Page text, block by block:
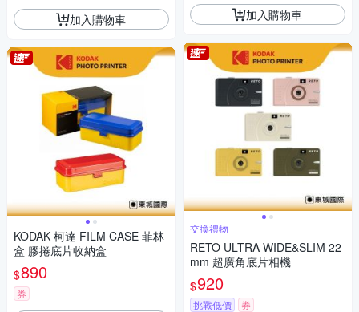
加入購物車
KODAK 柯達 FILM CASE 菲林
盒 膠捲底片收納盒
$890
券
加入購物車
交換禮物
RETO ULTRA WIDE&SLIM 22
mm 超廣角底片相機
$920
挑戰低價 券